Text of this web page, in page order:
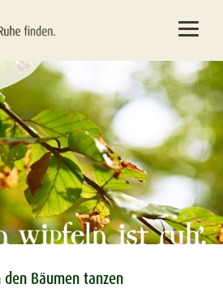
Bäumen tanzen